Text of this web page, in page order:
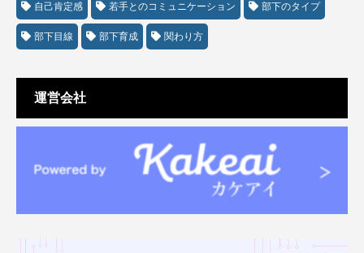
自己肯定感 若手とのコミュニケーション 部下のタイプ
部下目線 部下育成 関わり方
運営会社